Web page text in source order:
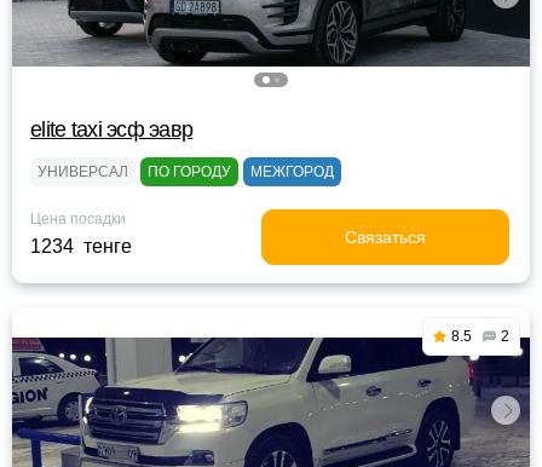
elite taxi эсф эавр
УНИВЕРСАЛ ПО ГОРОДУ МЕЖГОРОД
Цена посадки
1234 тенге Связаться
8.5 2